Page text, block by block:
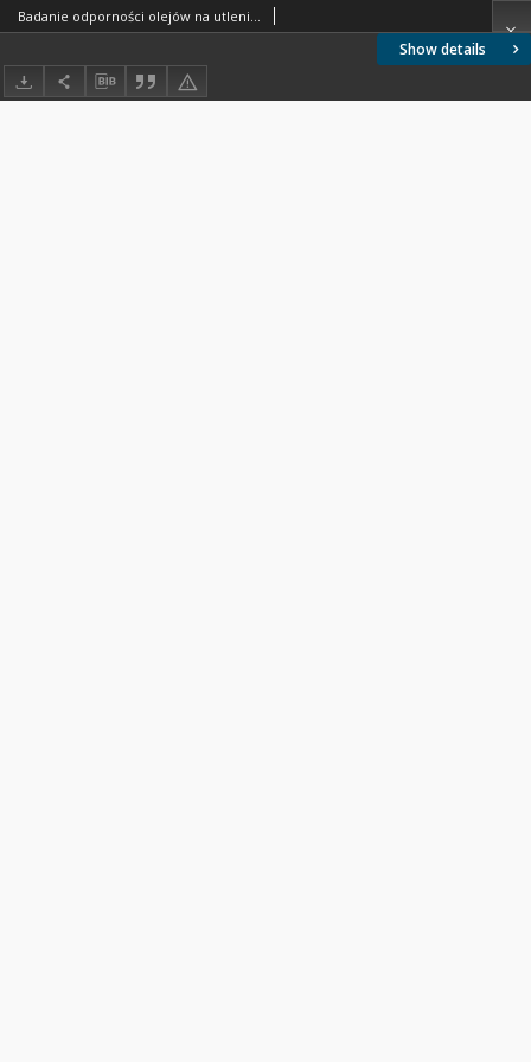
Show details
Badanie odporności olejów na utlenianie metodą WTI BN-65/0535-15